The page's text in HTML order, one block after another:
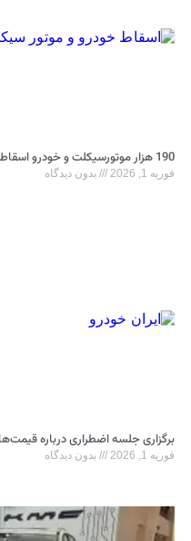
190 هزار موتورسیکلت و خودرو اسقاط شد
فوریه 1, 2026 بدون دیدگاه
برگزاری جلسه اضطراری درباره
فوریه 1, 2026 بدون دیدگاه